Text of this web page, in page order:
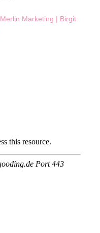
Merlin Marketing | Birgit